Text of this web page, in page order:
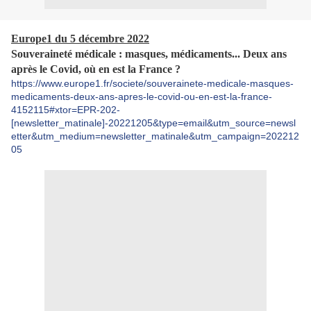
Europe1 du 5 décembre 2022
Souveraineté médicale : masques, médicaments... Deux ans
après le Covid, où en est la France ?
https://www.europe1.fr/societe/souverainete-medicale-masques-
medicaments-deux-ans-apres-le-covid-ou-en-est-la-france-
4152115#xtor=EPR-202-
[newsletter_matinale]-20221205&type=email&utm_source=newsl
etter&utm_medium=newsletter_matinale&utm_campaign=202212
05